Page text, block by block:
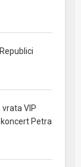
vrata VIP
Petra